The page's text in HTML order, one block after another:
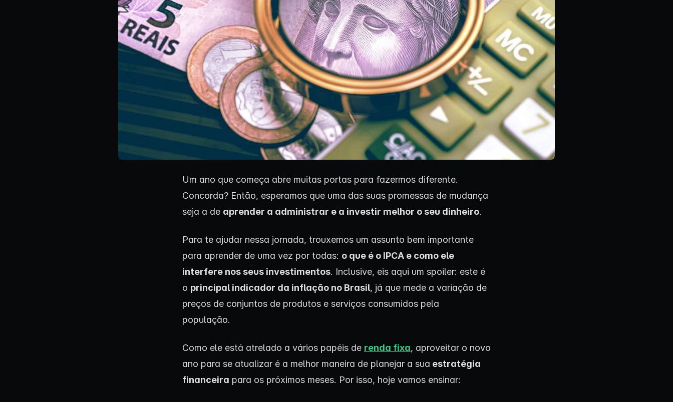
Um ano que começa abre muitas portas para fazermos diferente.
Concorda? Então, esperamos que uma das suas promessas de mudança
seja a de aprender a administrar e a investir melhor o seu dinheiro.
Para te ajudar nessa jornada, trouxemos um assunto bem importante
para aprender de uma vez por todas: o que é o IPCA e como ele
interfere nos seus investimentos. Inclusive, eis aqui um spoiler: este é
o principal indicador da inflação no Brasil, já que mede a variação de
preços de conjuntos de produtos e serviços consumidos pela
população.
Como ele está atrelado a vários papéis de renda fixa, aproveitar o novo
ano para se atualizar é a melhor maneira de planejar a sua estratégia
financeira para os próximos meses. Por isso, hoje vamos ensinar: